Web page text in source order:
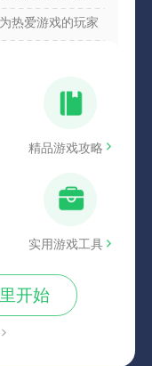
热爱游戏的玩家
大玩家以及同样
戏爱好者自己的
精品游戏攻略
实用游戏工具
开始